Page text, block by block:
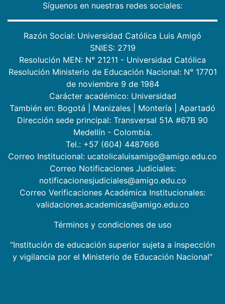
Síguenos en nuestras redes sociales:
Razón Social: Universidad Católica Luis Amigó
SNIES: 2719
Resolución MEN: N° 21211 - Universidad Católica
Resolución Ministerio de Educación Nacional: N° 17701
de noviembre 9 de 1984
Carácter académico: Universidad
También en: Bogotá Manizales Montería
Apartadó
Dirección sede principal: Transversal 51A #67B 90
Medellín - Colombia.
Tel.: +57 (604) 4487666
Correo Institucional: ucatolicaluisamigo@amigo.edu.co
Correo Notificaciones Judiciales:
notificacionesjudiciales@amigo.edu.co
Correo Verificaciones Académica Institucionales:
validaciones.academicas@amigo.edu.co
Términos y condiciones de uso
“Institución de educación superior sujeta a inspección
y vigilancia por el Ministerio de Educación Nacional”